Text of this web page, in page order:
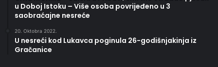
u Doboj Istoku – Više osoba povrijeđeno u 3
saobraćajne nesreće
20. Oktobra 2022.
U nesreći kod Lukavca poginula 26-godišnjakinja iz
Gračanice